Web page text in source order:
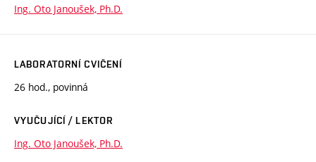
Ing. Oto Janoušek, Ph.D.
LABORATORNÍ CVIČENÍ
26 hod., povinná
VYUČUJÍCÍ / LEKTOR
Ing. Oto Janoušek, Ph.D.